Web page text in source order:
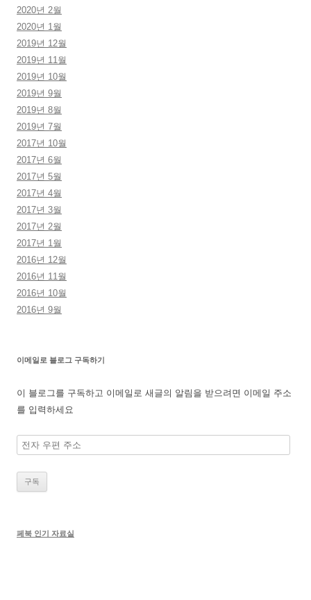
2020년 2월
2020년 1월
2019년 12월
2019년 11월
2019년 10월
2019년 9월
2019년 8월
2019년 7월
2017년 10월
2017년 6월
2017년 5월
2017년 4월
2017년 3월
2017년 2월
2017년 1월
2016년 12월
2016년 11월
2016년 10월
2016년 9월
이메일로 블로그 구독하기
이 블로그를 구독하고 이메일로 새글의 알림을 받으려면 이메일 주소
를 입력하세요
전
우
편
페북 인기 자료실